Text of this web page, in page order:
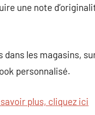
une note
les magasins,
personnalisé.
plus, cliquez ici